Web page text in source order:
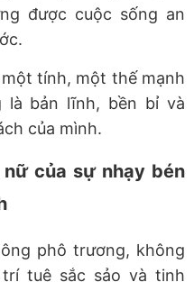
được cuộc sống an
tính, một thế mạnh
là bản lĩnh, bền bỉ và
của mình.
của sự nhạy bén
phô trương, không
tuệ sắc sảo và tinh